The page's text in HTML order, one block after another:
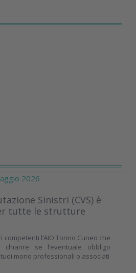
2026
Sinistri (CVS) è
tutte le strutture
l’AIO Torino Cuneo che
se l’eventuale obbligo
mono professionali o associati